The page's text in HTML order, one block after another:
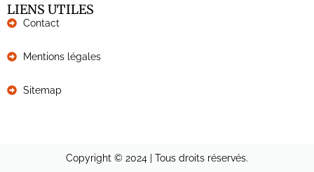
LIENS UTILES
Contact
Mentions légales
Sitemap
Copyright © 2024 | Tous droits réservés.